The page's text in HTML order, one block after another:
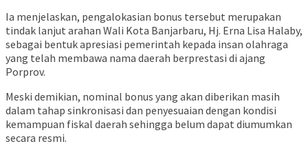
Ia menjelaskan, pengalokasian bonus tersebut merupakan
tindak lanjut arahan Wali Kota Banjarbaru, Hj. Erna Lisa Halaby,
sebagai bentuk apresiasi pemerintah kepada insan olahraga
yang telah membawa nama daerah berprestasi di ajang
Porprov.
Meski demikian, nominal bonus yang akan diberikan masih
dalam tahap sinkronisasi dan penyesuaian dengan kondisi
kemampuan fiskal daerah sehingga belum dapat diumumkan
secara resmi.